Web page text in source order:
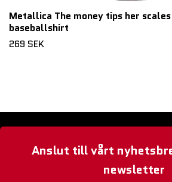
Metallica The money tips her
baseballshirt
269 SEK
Anslut till vårt
newsletter